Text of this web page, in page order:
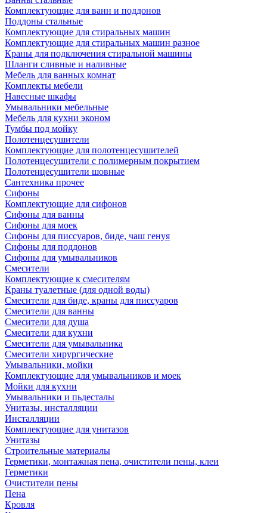
Комплектующие для ванн и поддонов
Поддоны стальные
Комплектующие для стиральных машин
Комплектующие для стиральных машин разное
Краны для подключения стиральной машины
Шланги сливные и наливные
Мебель для ванных комнат
Комплекты мебели
Навесные шкафы
Умывальники мебельные
Мебель для кухни эконом
Тумбы под мойку
Полотенцесушители
Комплектующие для полотенцесушителей
Полотенцесушители с полимерным покрытием
Полотенцесушители шовные
Сантехника прочее
Сифоны
Комплектующие для сифонов
Сифоны для ванны
Сифоны для моек
Сифоны для писсуаров, биде, чаш генуя
Сифоны для поддонов
Сифоны для умывальников
Смесители
Комплектующие к смесителям
Краны туалетные (для одной воды)
Смесители для биде, краны для писсуаров
Смесители для ванны
Смесители для душа
Смесители для кухни
Смесители для умывальника
Смесители хирургические
Умывальники, мойки
Комплектующие для умывальников и моек
Мойки для кухни
Умывальники и пьдесталы
Унитазы, инсталляции
Инсталляции
Комплектующие для унитазов
Унитазы
Строительные материалы
Герметики, монтажная пена, очистители пены, клеи
Герметики
Очистители пены
Пена
Кровля